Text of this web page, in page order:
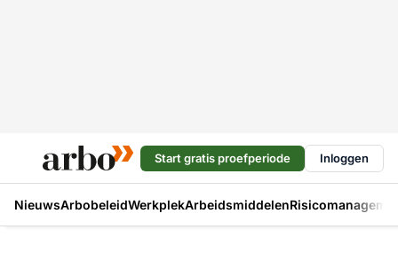
Start gratis proefperiode Inloggen
NieuwsArbobeleidWerkplekArbeidsmiddelen